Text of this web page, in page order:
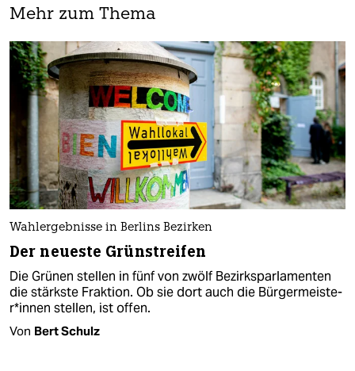
Mehr zum Thema
Wahlergebnisse in Berlins Bezirken
Der neueste Grünstreifen
Die Grünen stellen in fünf von zwölf Bezirksparlamenten
die stärkste Fraktion. Ob sie dort auch die Bür­ger­meis­te­
r*in­nen stellen, ist offen.
Von Bert Schulz